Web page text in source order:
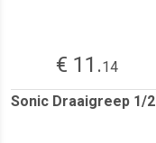
€ 11.14
Sonic Draaigreep 1/2